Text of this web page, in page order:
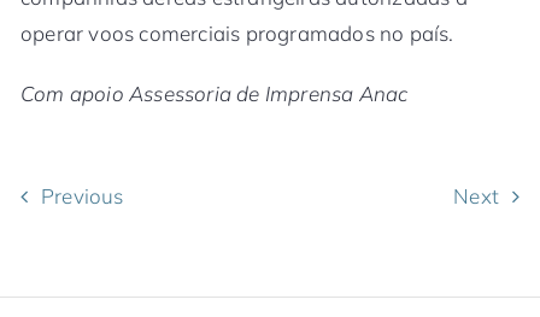
operar voos comerciais programados no país.
Com apoio Assessoria de Imprensa Anac
Previous Next